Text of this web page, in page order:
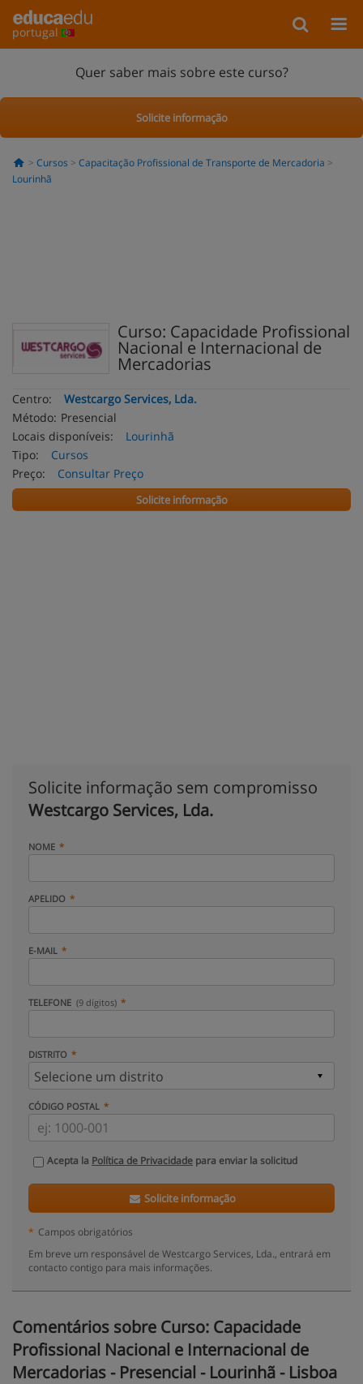
portugal
Quer saber mais sobre este curso?
Solicite informação
Cursos
Capacitação Profissional de Transporte de Mercadoria
Lourinhã
Curso: Capacidade Profissional
Nacional e Internacional de
Mercadorias
Centro:
Westcargo Services, Lda.
Método: Presencial
Locais disponíveis:
Lourinhã
Tipo:
Cursos
Preço:
Consultar Preço
Solicite informação
Solicite informação sem compromisso
Westcargo Services, Lda.
NOME
APELIDO
E-MAIL
TELEFONE (9 dígitos)
DISTRITO
CÓDIGO POSTAL
Acepta la Política de Privacidade para enviar la solicitud
Solicite informação
* Campos obrigatórios
Em breve um responsável de Westcargo Services, Lda., entrará em
contacto contigo para mais informações.
Comentários sobre Curso: Capacidade
Profissional Nacional e Internacional de
Mercadorias - Presencial - Lourinhã - Lisboa